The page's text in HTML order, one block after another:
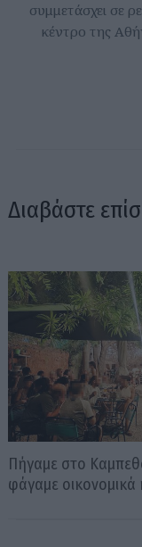
συμμετάσχει σε
κέντρο της
Διαβάστε
Πήγαμε στο
φάγαμε οικονομικά